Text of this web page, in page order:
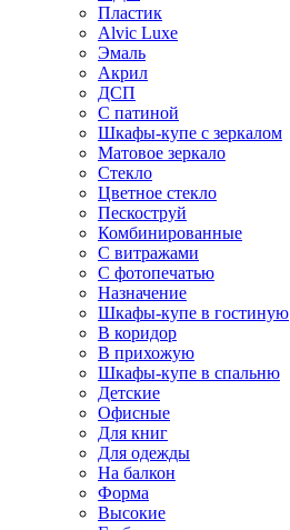
Пластик
Alvic Luxe
Эмаль
Акрил
ДСП
С патиной
Шкафы-купе с зеркалом
Матовое зеркало
Стекло
Цветное стекло
Пескоструй
Комбинированные
С витражами
С фотопечатью
Назначение
Шкафы-купе в гостиную
В коридор
В прихожую
Шкафы-купе в спальню
Детские
Офисные
Для книг
Для одежды
На балкон
Форма
Высокие